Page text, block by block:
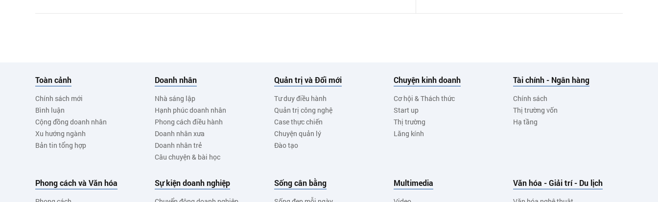
Toàn cảnh
Chính sách mới
Bình luận
Cộng đồng doanh nhân
Xu hướng ngành
Bản tin tổng hợp
Doanh nhân
Nhà sáng lập
Hạnh phúc doanh nhân
Phong cách điều hành
Doanh nhân xưa
Doanh nhân trẻ
Câu chuyện & bài học
Quản trị và Đổi mới
Tư duy điều hành
Quản trị công nghệ
Case thực chiến
Chuyện quản lý
Đào tạo
Chuyện kinh doanh
Cơ hội & Thách thức
Start up
Thị trường
Lăng kính
Tài chính - Ngân hàng
Chính sách
Thị trường vốn
Hạ tầng
Phong cách và Văn hóa Sự kiện doanh nghiệp Sống cân bằng Multimedia Văn hóa - Giải trí - Du lịch